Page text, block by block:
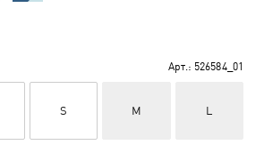
Арт.: 526584_01
S M L